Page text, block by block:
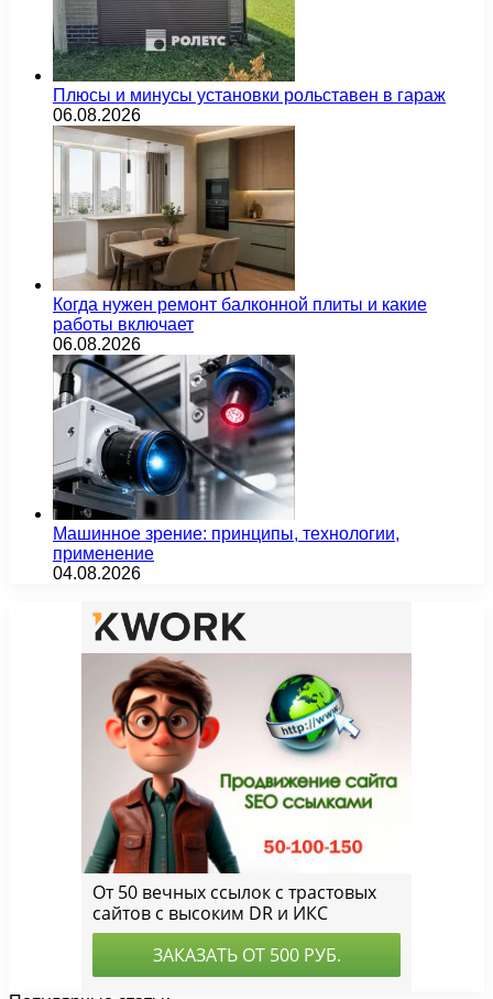
Плюсы и минусы установки рольставен в гараж
06.08.2026
Когда нужен ремонт балконной плиты и какие
работы включает
06.08.2026
Машинное зрение: принципы, технологии,
применение
04.08.2026